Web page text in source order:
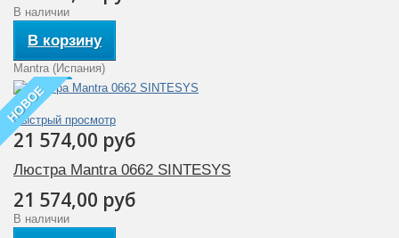
В наличии
В корзину
Mantra (Испания)
Быстрый просмотр
21 574,00 руб
НОВОЕ
Люстра Mantra 0662 SINTESYS
21 574,00 руб
В наличии